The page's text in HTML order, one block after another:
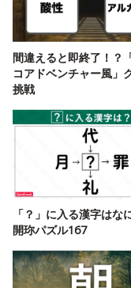
間違えると即終了！？
コアドベンチャー風」
挑戦
「？」に入る漢字はな
開珎パズル167